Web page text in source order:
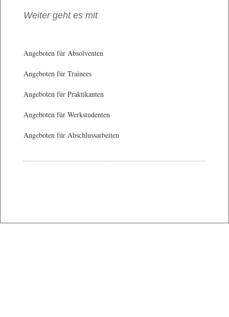
Weiter geht es mit
Angeboten für Absolventen
Angeboten für Trainees
Angeboten für Praktikanten
Angeboten für Werkstudenten
Angeboten für Abschlussarbeiten